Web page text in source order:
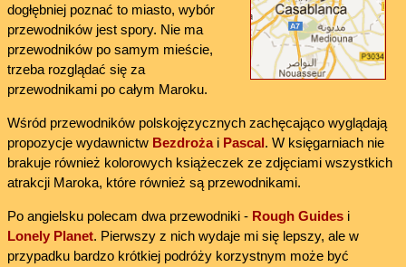
dogłębniej poznać to miasto, wybór
przewodników jest spory. Nie ma
przewodników po samym mieście,
trzeba rozglądać się za
przewodnikami po całym Maroku.
Wśród przewodników polskojęzycznych zachęcająco wyglądają
propozycje wydawnictw Bezdrożai Pascal. W księgarniach nie
brakuje również kolorowych książeczek ze zdjęciami wszystkich
atrakcji Maroka, które również są przewodnikami.
Po angielsku polecam dwa przewodniki - Rough Guidesi
Lonely Planet. Pierwszy z nich wydaje mi się lepszy, ale w
przypadku bardzo krótkiej podróży korzystnym może być